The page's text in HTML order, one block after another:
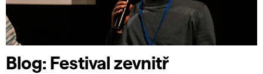
Blog: Festival zevnitř